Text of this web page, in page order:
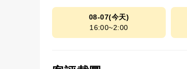
08-07(今天)
16:00~2:00